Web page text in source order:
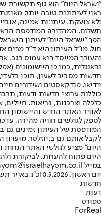
"ישראל היום" הוא גוף תקשורת
ראוי לעיתונות טובה יותר,
ולא צועקת. עיתונות אמינה,
הפך "ישראל היום" לעיתון
חול. מו"ל העיתון היא ד"ר מרים
והעורך המייסד הוא עמוס רגב.
חדשות מסביב לשעון, תוכן
וידיאו, פודקאסטים ושידורים
כוללות ערוצי חדשות ודעות,
לאוויר האתר החדש והיישומון
לספק לגולשים חוויה מהירה,
המודפסת של העיתון זמינים גם
לקבל אותם גם בניוזלטר.
היום" מציע לגולשי האתר הנחות
היום פתוח להערות, לביקורת
במייל hayom@israelhayom.co.il.
יום ראשון, 10.5.2026
כ"ג באייר
חדשות
דעות
ספורט
ForReal